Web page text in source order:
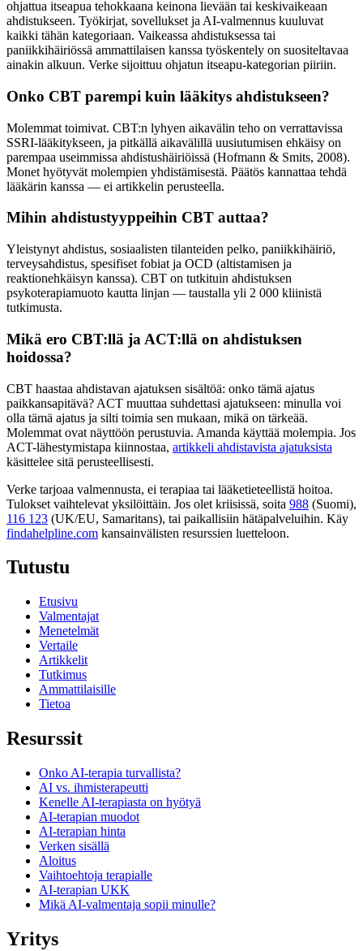
ohjattua itseapua tehokkaana keinona lievään tai keskivaikeaan
ahdistukseen. Työkirjat, sovellukset ja AI-valmennus kuuluvat
kaikki tähän kategoriaan. Vaikeassa ahdistuksessa tai
paniikkihäiriössä ammattilaisen kanssa työskentely on suositeltavaa
ainakin alkuun. Verke sijoittuu ohjatun itseapu-kategorian piiriin.
Onko CBT parempi kuin lääkitys ahdistukseen?
Molemmat toimivat. CBT:n lyhyen aikavälin teho on verrattavissa
SSRI-lääkitykseen, ja pitkällä aikavälillä uusiutumisen ehkäisy on
parempaa useimmissa ahdistushäiriöissä (Hofmann & Smits, 2008).
Monet hyötyvät molempien yhdistämisestä. Päätös kannattaa tehdä
lääkärin kanssa — ei artikkelin perusteella.
Mihin ahdistustyyppeihin CBT auttaa?
Yleistynyt ahdistus, sosiaalisten tilanteiden pelko, paniikkihäiriö,
terveysahdistus, spesifiset fobiat ja OCD (altistamisen ja
reaktionehkäisyn kanssa). CBT on tutkituin ahdistuksen
psykoterapiamuoto kautta linjan — taustalla yli 2 000 kliinistä
tutkimusta.
Mikä ero CBT:llä ja ACT:llä on ahdistuksen
hoidossa?
CBT haastaa ahdistavan ajatuksen sisältöä: onko tämä ajatus
paikkansapitävä? ACT muuttaa suhdettasi ajatukseen: minulla voi
olla tämä ajatus ja silti toimia sen mukaan, mikä on tärkeää.
Molemmat ovat näyttöön perustuvia. Amanda käyttää molempia. Jos
ACT-lähestymistapa kiinnostaa, artikkeli ahdistavista ajatuksista
käsittelee sitä perusteellisesti.
Verke tarjoaa valmennusta, ei terapiaa tai lääketieteellistä hoitoa.
Tulokset vaihtelevat yksilöittäin. Jos olet kriisissä, soita 988 (Suomi),
116 123 (UK/EU, Samaritans), tai paikallisiin hätäpalveluihin. Käy
findahelpline.com kansainvälisten resurssien luetteloon.
Tutustu
Etusivu
Valmentajat
Menetelmät
Vertaile
Artikkelit
Tutkimus
Ammattilaisille
Tietoa
Resurssit
Onko AI-terapia turvallista?
AI vs. ihmisterapeutti
Kenelle AI-terapiasta on hyötyä
AI-terapian muodot
AI-terapian hinta
Verken sisällä
Aloitus
Vaihtoehtoja terapialle
AI-terapian UKK
Mikä AI-valmentaja sopii minulle?
Yritys